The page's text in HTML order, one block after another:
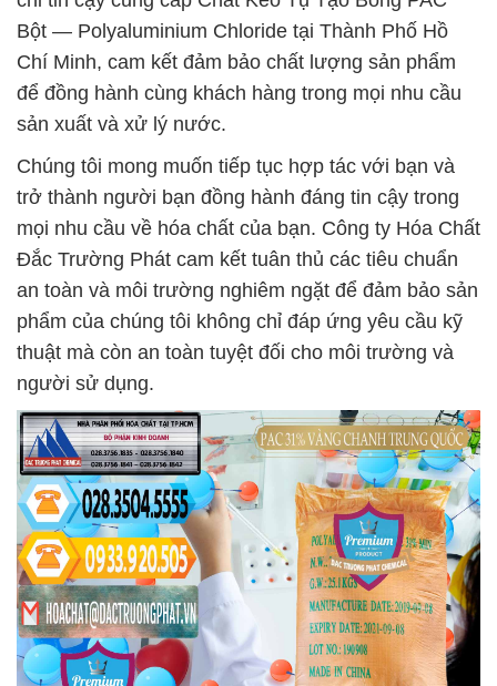
Bột — Polyaluminium Chloride tại Thành Phố Hồ
Chí Minh, cam kết đảm bảo chất lượng sản phẩm
để đồng hành cùng khách hàng trong mọi nhu cầu
sản xuất và xử lý nước.
Chúng tôi mong muốn tiếp tục hợp tác với bạn và
trở thành người bạn đồng hành đáng tin cậy trong
mọi nhu cầu về hóa chất của bạn. Công ty Hóa Chất
Đắc Trường Phát cam kết tuân thủ các tiêu chuẩn
an toàn và môi trường nghiêm ngặt để đảm bảo sản
phẩm của chúng tôi không chỉ đáp ứng yêu cầu kỹ
thuật mà còn an toàn tuyệt đối cho môi trường và
người sử dụng.